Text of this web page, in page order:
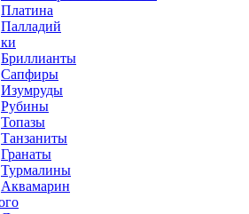
Платина
Палладий
Бриллианты
Сапфиры
Изумруды
Рубины
Топазы
Танзаниты
Гранаты
Турмалины
Аквамарин